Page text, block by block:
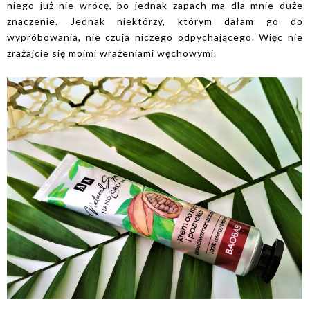
niego już nie wrócę, bo jednak zapach ma dla mnie duże
znaczenie. Jednak niektórzy, którym dałam go do
wypróbowania, nie czuja niczego odpychającego. Więc nie
zrażajcie się moimi wrażeniami węchowymi.